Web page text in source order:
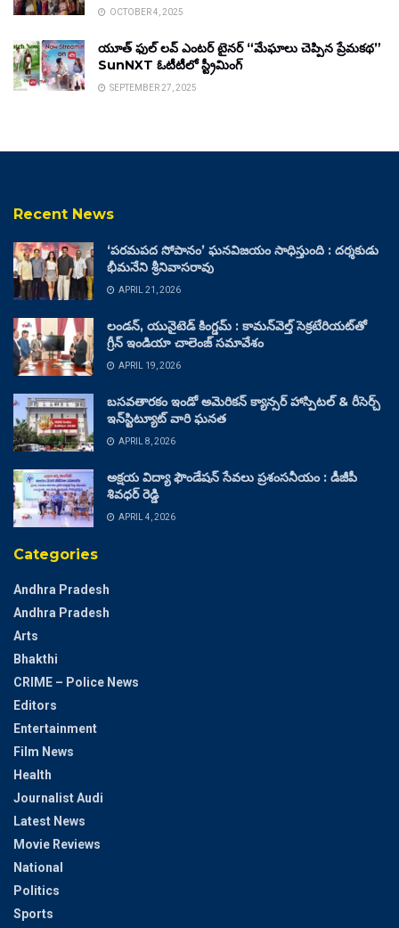
OCTOBER 4, 2025
యూత్ ఫుల్ లవ్ ఎంటర్ టైనర్ “మేఘాలు చెప్పిన ప్రేమకథ”
SunNXT ఓటీటీలో స్ట్రీమింగ్
SEPTEMBER 27, 2025
Recent News
‘పరమపద సోపానం’ ఘనవిజయం సాధిస్తుంది : దర్శకుడు
భీమనేని శ్రీనివాసరావు
APRIL 21, 2026
లండన్, యునైటెడ్ కింగ్డమ్ : కామన్‌వెల్త్ సెక్రటేరియట్‌తో
గ్రీన్ ఇండియా చాలెంజ్ సమావేశం
APRIL 19, 2026
బసవతారకం ఇండో అమెరికన్ క్యాన్సర్ హాస్పిటల్ & రీసెర్చ్
ఇన్‌స్టిట్యూట్ వారి ఘనత
APRIL 8, 2026
అక్షయ విద్యా ఫౌండేషన్ సేవలు ప్రశంసనీయం : డీజీపీ
శివధర్ రెడ్డి
APRIL 4, 2026
Categories
Andhra Pradesh
Andhra Pradesh
Arts
Bhakthi
CRIME – Police News
Editors
Entertainment
Film News
Health
Journalist Audi
Latest News
Movie Reviews
National
Politics
Sports